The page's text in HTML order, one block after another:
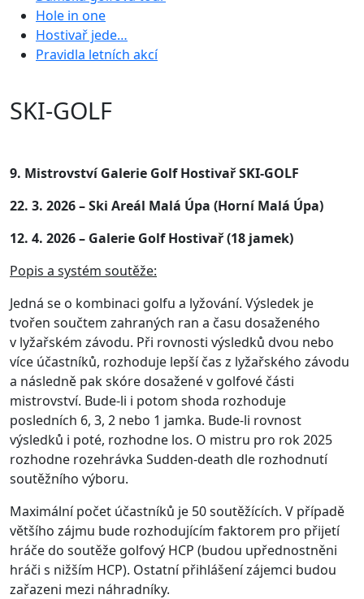
Hole in one
Hostivař jede…
Pravidla letních akcí
SKI-GOLF
9. Mistrovství Galerie Golf Hostivař SKI-GOLF
22. 3. 2026 – Ski Areál Malá Úpa (Horní Malá Úpa)
12. 4. 2026 – Galerie Golf Hostivař (18 jamek)
Popis a systém soutěže:
Jedná se o kombinaci golfu a lyžování. Výsledek je
tvořen součtem zahraných ran a času dosaženého
v lyžařském závodu. Při rovnosti výsledků dvou nebo
více účastníků, rozhoduje lepší čas z lyžařského závodu
a následně pak skóre dosažené v golfové části
mistrovství. Bude-li i potom shoda rozhoduje
posledních 6, 3, 2 nebo 1 jamka. Bude-li rovnost
výsledků i poté, rozhodne los. O mistru pro rok 2025
rozhodne rozehrávka Sudden-death dle rozhodnutí
soutěžního výboru.
Maximální počet účastníků je 50 soutěžících. V případě
většího zájmu bude rozhodujícím faktorem pro přijetí
hráče do soutěže golfový HCP (budou upřednostněni
hráči s nižším HCP). Ostatní přihlášení zájemci budou
zařazeni mezi náhradníky.